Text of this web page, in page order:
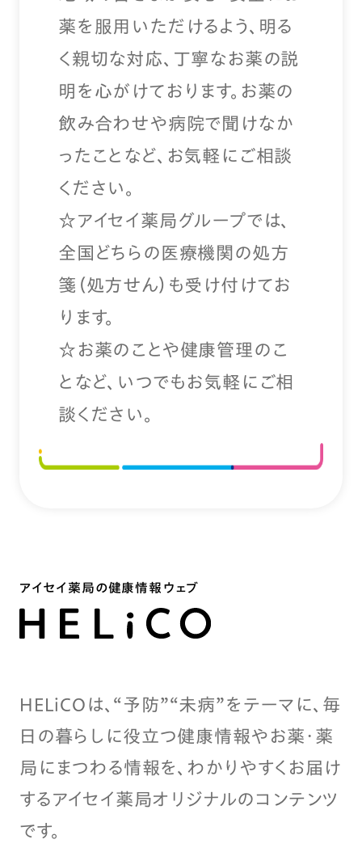
薬を服用いただけるよう、明る
く親切な対応、丁寧なお薬の説
明を心がけております。お薬の
飲み合わせや病院で聞けなか
ったことなど、お気軽にご相談
ください。
☆アイセイ薬局グループでは、
全国どちらの医療機関の処方
箋（処方せん）も受け付けてお
ります。
☆お薬のことや健康管理のこ
となど、いつでもお気軽にご相
談ください。
アイセイ薬局の健康情報ウェブ
HELiCOは、“予防”“未病”をテーマに、毎
日の暮らしに役立つ健康情報やお薬・薬
局にまつわる情報を、わかりやすくお届け
するアイセイ薬局オリジナルのコンテンツ
です。